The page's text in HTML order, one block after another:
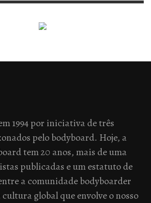
1994 por iniciativa de três
pelo bodyboard. Hoje, a
tem 20 anos, mais de uma
publicadas e um estatuto de
a comunidade bodyboarder
global que envolve o nosso